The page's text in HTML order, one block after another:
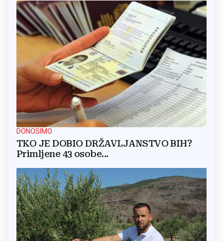
DONOSIMO
TKO JE DOBIO DRŽAVLJANSTVO BIH?
Primljene 43 osobe...